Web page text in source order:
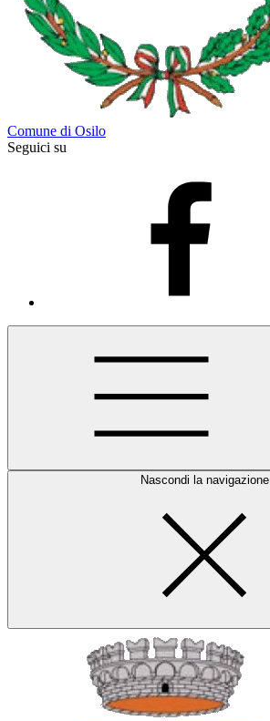
Comune di Osilo
Seguici su
Nascondi la navigazione